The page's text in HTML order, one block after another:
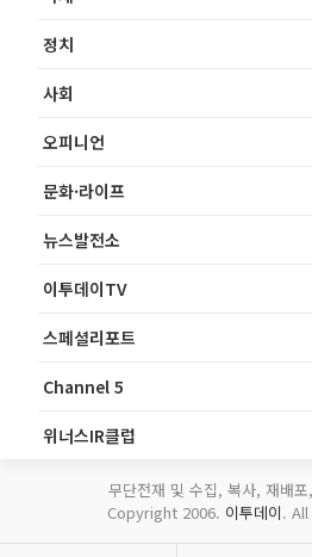
정치
사회
오피니언
문화·라이프
뉴스발전소
이투데이TV
스페셜리포트
Channel 5
위너스IR클럽
무단전재 및 수집, 복사, 재배
Copyright 2006. 이투데이.